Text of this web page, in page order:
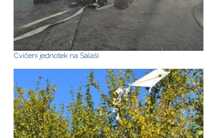
Cvičení jednotek na Salaši